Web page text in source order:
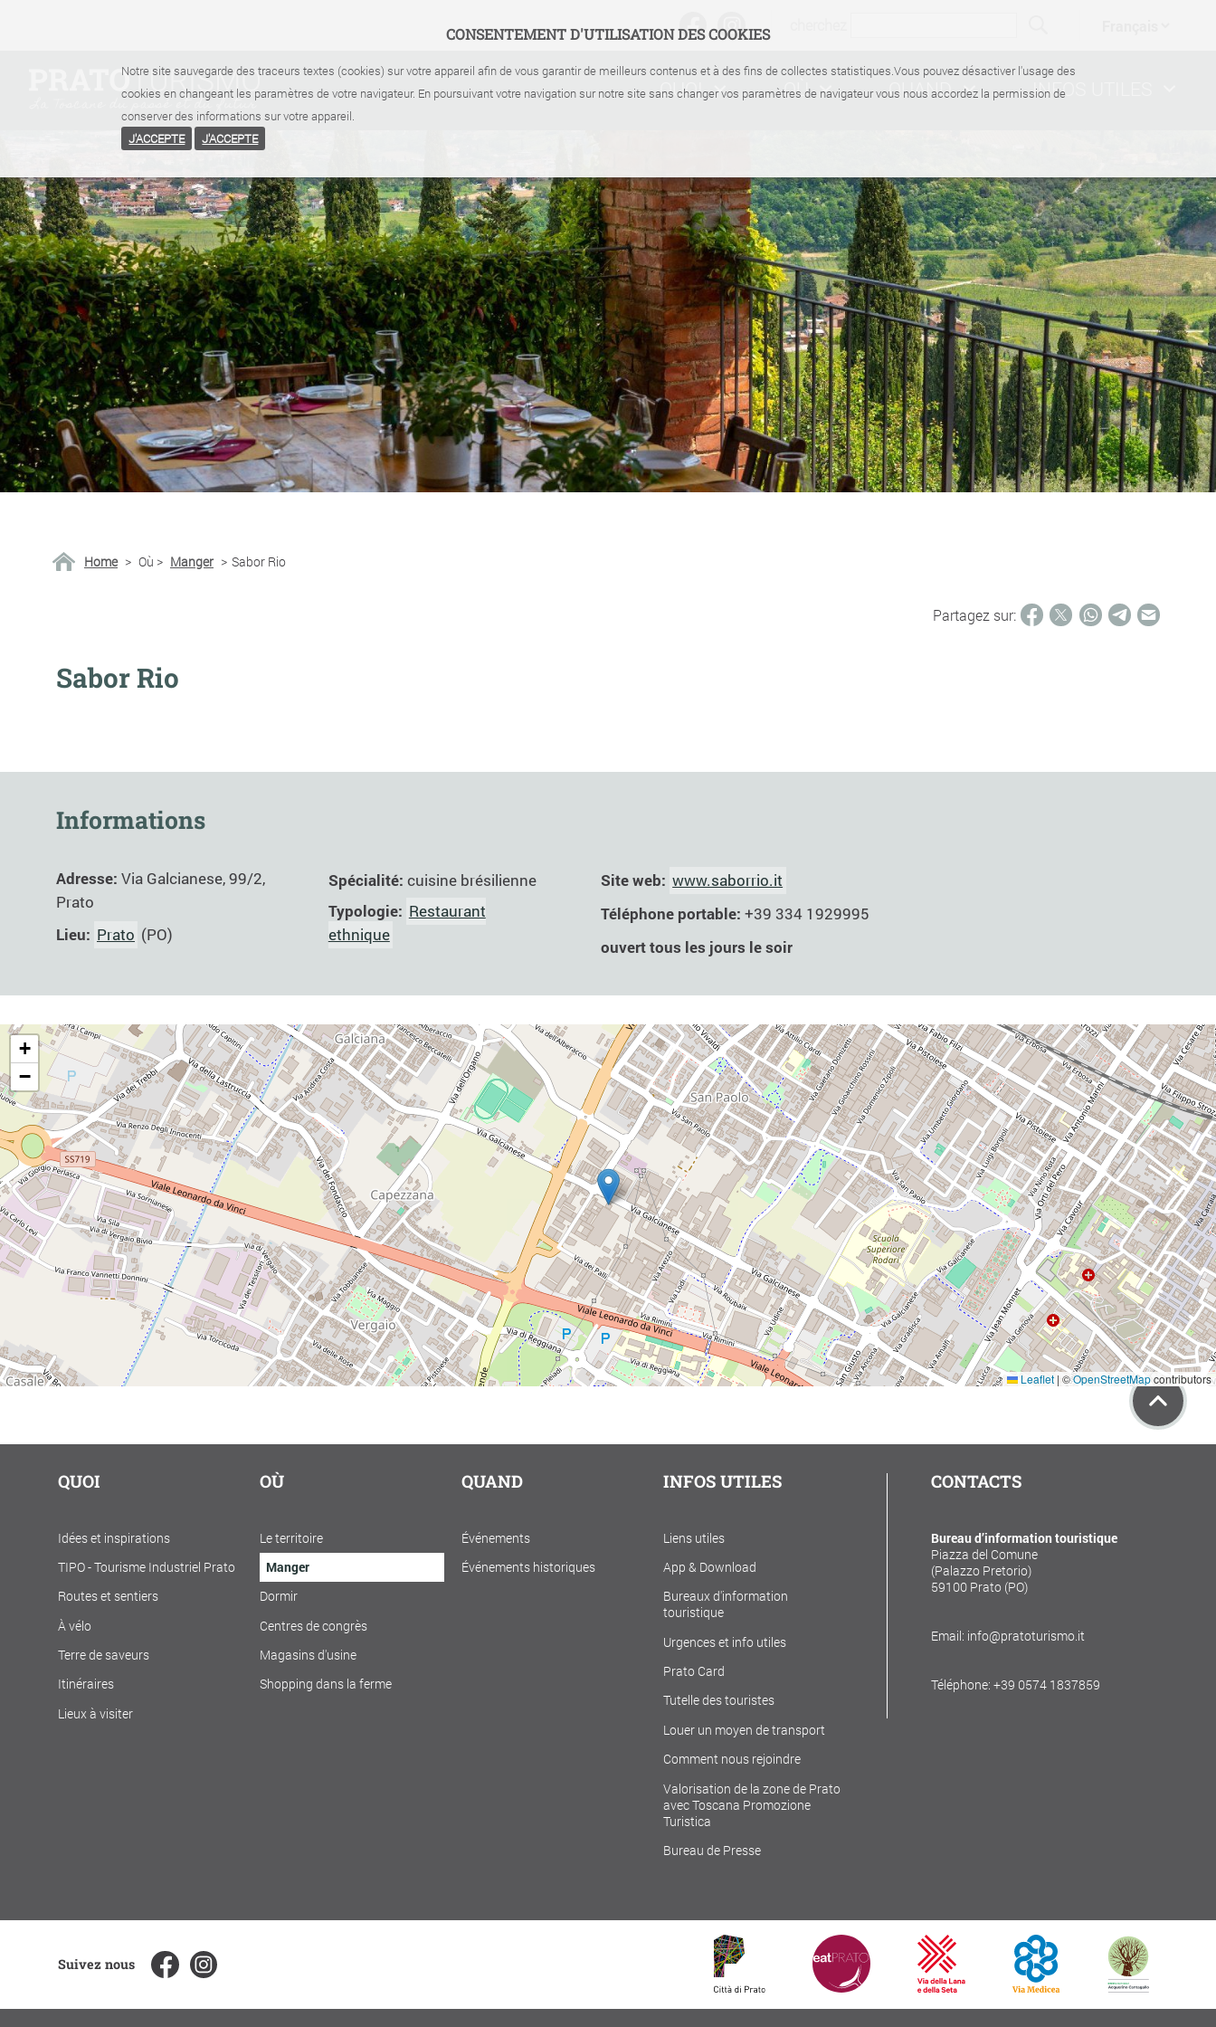
CONSENTEMENT D'UTILISATION DES COOKIES
Notre site sauvegarde des traceurs textes (cookies) sur votre appareil afin de vous garantir de meilleurs contenus et à des fins de collectes statistiques.Vous pouvez désactiver l'usage des
cookies en changeant les paramètres de votre navigateur. En poursuivant votre navigation sur notre site sans changer vos paramètres de navigateur vous nous accordez la permission de
conserver des informations sur votre appareil.
J'ACCEPTE
J'ACCEPTE
QUOI OÙ QUAND INFOS UTILES
Home > Où > Manger > Sabor Rio
Partagez sur:
Sabor Rio
Informations
Adresse: Via Galcianese, 99/2,
Prato
Lieu: Prato (PO)
Spécialité: cuisine brésilienne
Typologie: Restaurant
ethnique
Site web: www.saborrio.it
Téléphone portable: +39 334 1929995
ouvert tous les jours le soir
+
−
Leaflet | ©OpenStreetMapcontributors
QUOI
Idées et inspirations
TIPO - Tourisme Industriel Prato
Routes et sentiers
À vélo
Terre de saveurs
Itinéraires
Lieux à visiter
OÙ
Le territoire
Manger
Dormir
Centres de congrès
Magasins d'usine
Shopping dans la ferme
QUAND
Événements
Événements historiques
INFOS UTILES
Liens utiles
App & Download
Bureaux d'information
touristique
Urgences et info utiles
Prato Card
Tutelle des touristes
Louer un moyen de transport
Comment nous rejoindre
Valorisation de la zone de Prato
avec Toscana Promozione
Turistica
Bureau de Presse
CONTACTS
Bureau d’information touristique
Piazza del Comune
(Palazzo Pretorio)
59100 Prato (PO)
Email: info@pratoturismo.it
Téléphone: +39 0574 1837859
Suivez nous